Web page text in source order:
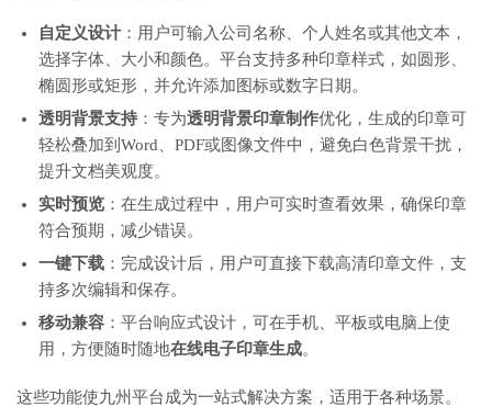
自定义设计：用户可输入公司名称、个人姓名或其他文本，
选择字体、大小和颜色。平台支持多种印章样式，如圆形、
椭圆形或矩形，并允许添加图标或数字日期。
透明背景支持：专为透明背景印章制作优化，生成的印章可
轻松叠加到Word、PDF或图像文件中，避免白色背景干扰，
提升文档美观度。
实时预览 ：在生成过程中，用户可实时查看效果，确保印章
符合预期，减少错误。
一键下载 ：完成设计后，用户可直接下载高清印章文件，支
持多次编辑和保存。
移动兼容 ：平台响应式设计，可在手机、平板或电脑上使
用，方便随时随地在线电子印章生成。
这些功能使九州平台成为一站式解决方案，适用于各种场景。